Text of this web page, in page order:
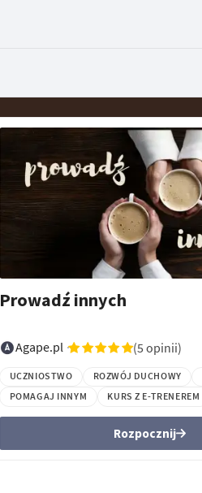
Prowadź innych
Agape.pl (5 opinii)
UCZNIOSTWO ROZWÓJ DUCHOWY
POMAGAJ INNYM
KURS Z E-TRENEREM
Rozpocznij